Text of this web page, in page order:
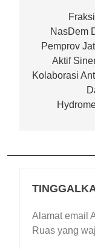
NasDem
Pemprov
Aktif
Kolaborasi
Alamat email
Ruas yang